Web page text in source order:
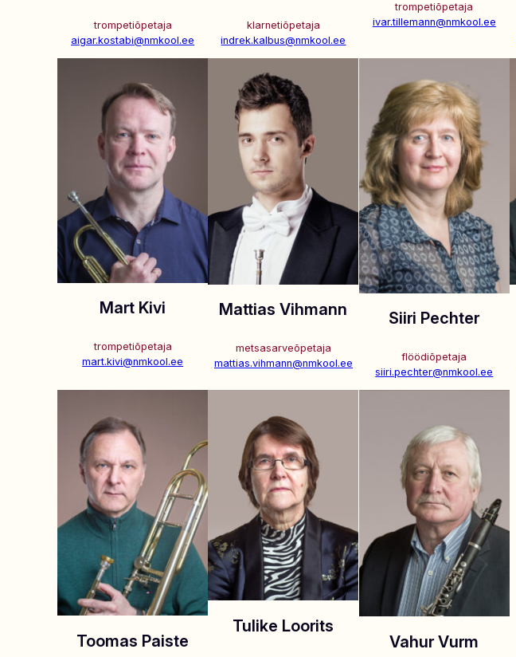
trompetiõpetaja
aigar.kostabi@nmkool.ee
klarnetiõpetaja
indrek.kalbus@nmkool.ee
trompetiõpetaja
ivar.tillemann@nmkool.ee
Mart Kivi
trompetiõpetaja
mart.kivi@nmkool.ee
Mattias Vihmann
metsasarveõpetaja
mattias.vihmann@nmkool.ee
Siiri Pechter
flöödiõpetaja
siiri.pechter@nmkool.ee
Toomas Paiste
Tulike Loorits
Vahur Vurm